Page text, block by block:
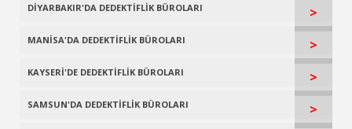
DİYARBAKIR'DA DEDEKTİFLİK BÜROLARI >
MANİSA'DA DEDEKTİFLİK BÜROLARI >
KAYSERİ'DE DEDEKTİFLİK BÜROLARI >
SAMSUN'DA DEDEKTİFLİK BÜROLARI >